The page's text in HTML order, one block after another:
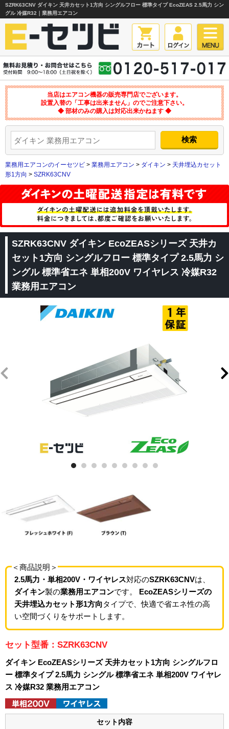
SZRK63CNV ダイキン 天井カセット1方向 シングルフロー 標準タイプ EcoZEAS 2.5馬力 シン
グル 冷媒R32｜業務用エアコン
当店はエアコン機器の販売専門店でございます。
設置入替の「工事は出来ません」のでご注意下さい。
◆ 部材のみの購入は対応出来かねます ◆
業務用エアコンのイーセツビ > 業務用エアコン > ダイキン > 天井埋込カセット
形1方向 > SZRK63CNV
SZRK63CNV ダイキン EcoZEASシリーズ 天井カ
セット1方向 シングルフロー 標準タイプ 2.5馬力 シ
ングル 標準省エネ 単相200V ワイヤレス 冷媒R32
業務用エアコン
＜商品説明＞
2.5馬力・単相200V・ワイヤレス対応のSZRK63CNVは、
ダイキン製の業務用エアコンです。 EcoZEASシリーズの
天井埋込カセット形1方向タイプで、快適で省エネ性の高
い空間づくりをサポートします。
セット型番：SZRK63CNV
ダイキン EcoZEASシリーズ 天井カセット1方向 シングルフロ
ー 標準タイプ 2.5馬力 シングル 標準省エネ 単相200V ワイヤレ
ス 冷媒R32 業務用エアコン
セット内容